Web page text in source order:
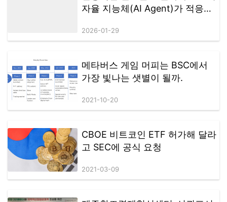
자율 지능체(AI Agent)가 적응형
2026-01-29
메타버스 게임 머피는 BSC에서
가장 빛나는 샛별이 될까.
2021-10-20
CBOE 비트코인 ETF 허가해 달라
고 SEC에 공식 요청
2021-03-09